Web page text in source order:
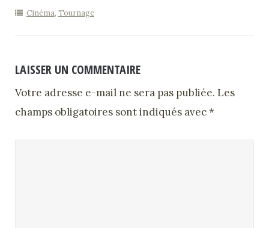
Cinéma, Tournage
LAISSER UN COMMENTAIRE
Votre adresse e-mail ne sera pas publiée. Les
champs obligatoires sont indiqués avec*